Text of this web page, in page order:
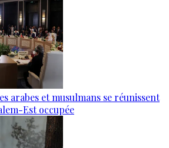
arabes et musulmans se réunissent
Est occupée